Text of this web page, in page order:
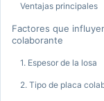
Ventajas principales
Factores que
colaborante
1. Espesor de la losa
2. Tipo de placa